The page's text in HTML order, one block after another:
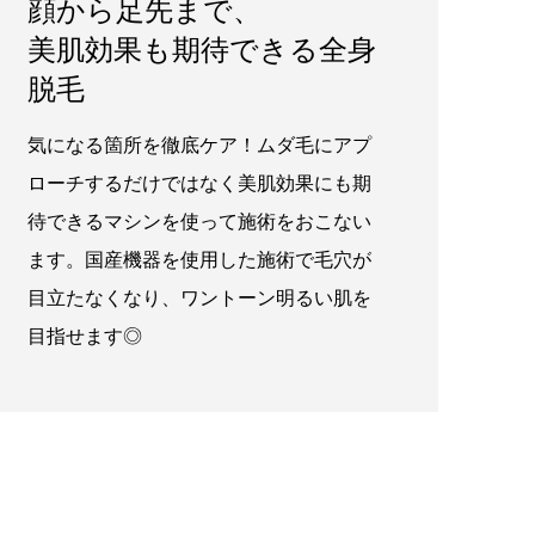
顔から足先まで、
美肌効果も期待できる全身
脱毛
気になる箇所を徹底ケア！ムダ毛にアプ
ローチするだけではなく美肌効果にも期
待できるマシンを使って施術をおこない
ます。国産機器を使用した施術で毛穴が
目立たなくなり、ワントーン明るい肌を
目指せます◎